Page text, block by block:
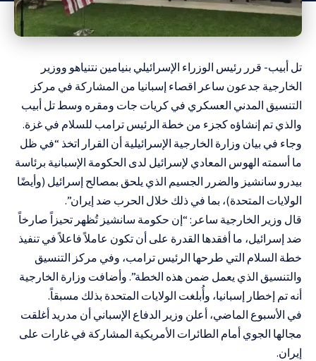
تل أبيب- قرر رئيس الوزراء الإسرائيلي بنيامين نتنياهو ووزير
الخارجية جدعون ساعر اقصاء إسبانيا من المشاركة في مركز
التنسيق المدني العسكري في كريات جات ومقره وسط تل أبيب
والذي تم إنشاؤه كجزء من خطة الرئيس ترامب للسلام في غزة.
وجاء في بيان وزارة الخارجية الإسرائيلية أن القرار اتخذ “في ظل
ما أسمته الهوس المعادي لإسرائيل لدى الحكومة الإسبانية برئاسة
بيدرو سانشيز والضرر الجسيم الذي يلحق بمصالح إسرائيل (وأيضًا
الولايات المتحدة)، بما في ذلك خلال الحرب ضد إيران”.
قال وزير الخارجية ساعر: “إن حكومة سانشيز تُظهر تحيزاً صارخاً
ضد إسرائيل، ما أفقدها القدرة على أن تكون عاملاً فاعلاً في تنفيذ
خطة السلام التي طرحها الرئيس ترامب، وفي مركز التنسيق
والتنسيق الذي يعمل ضمن هذه الخطة”. وأضافت وزارة الخارجية
أنه تم إخطار إسبانيا، وأُبلغت الولايات المتحدة بذلك مسبقاً.
في الأسبوع الماضي، أعلن وزير الدفاع الإسباني أن مدريد أغلقت
مجالها الجوي أمام الطائرات الأمريكية المشاركة في غارات على
إيران.